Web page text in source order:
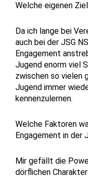
Welche eigenen
Da ich lange bei
auch bei der JSG
Engagement
Jugend enorm viel
zwischen so vielen
Jugend immer
kennenzulernen.
Welche Faktoren
Engagement in der
Mir gefällt die
dörflichen